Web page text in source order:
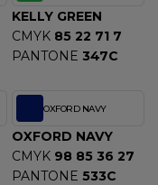
KELLY GREEN
CMYK 85 22 71 7
PANTONE 347C
OXFORD NAVY
OXFORD NAVY
CMYK 98 85 36 27
PANTONE 533C